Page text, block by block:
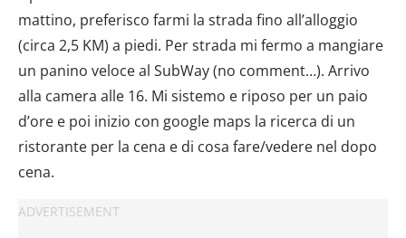
mattino, preferisco farmi la strada fino all’alloggio
(circa 2,5 KM) a piedi. Per strada mi fermo a mangiare
un panino veloce al SubWay (no comment…). Arrivo
alla camera alle 16. Mi sistemo e riposo per un paio
d’ore e poi inizio con google maps la ricerca di un
ristorante per la cena e di cosa fare/vedere nel dopo
cena.